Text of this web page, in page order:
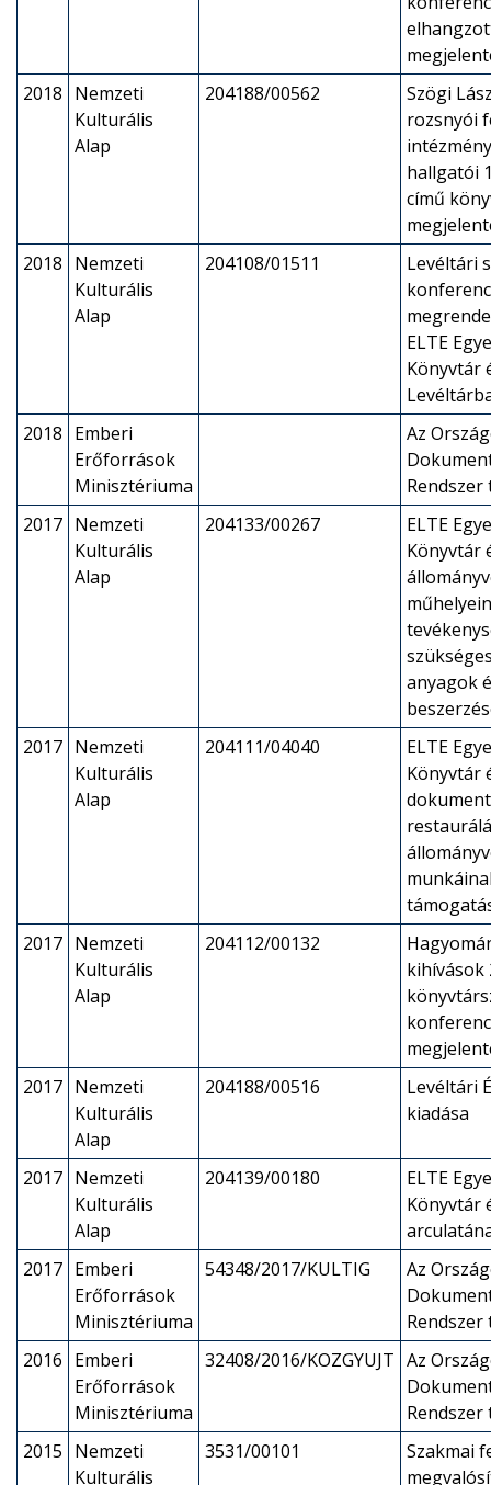
2018 Nemzeti
Kulturális
Alap
204188/00562
Szögi
rozsnyói
hallgatói
című
2018 Nemzeti
Kulturális
Alap
204108/01511
Levéltári
ELTE
Könyvtár
2018 Emberi
Erőforrások
Minisztériuma
Az
2017 Nemzeti
Kulturális
Alap
204133/00267
ELTE
Könyvtár
anyagok
2017 Nemzeti
Kulturális
Alap
204111/04040
ELTE
Könyvtár
2017 Nemzeti
Kulturális
Alap
204112/00132
kihívások
2017 Nemzeti
Kulturális
Alap
204188/00516
Levéltári
kiadása
2017 Nemzeti
Kulturális
Alap
204139/00180
ELTE
Könyvtár
2017 Emberi
Erőforrások
Minisztériuma
54348/2017/KULTIG
Az
2016 Emberi
Erőforrások
Minisztériuma
32408/2016/KOZGYUJT Az
2015 Nemzeti
Kulturális
3531/00101
Szakmai